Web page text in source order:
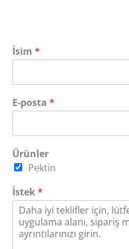
İsim *
E-posta *
Ürünler
Pektin
İstek*